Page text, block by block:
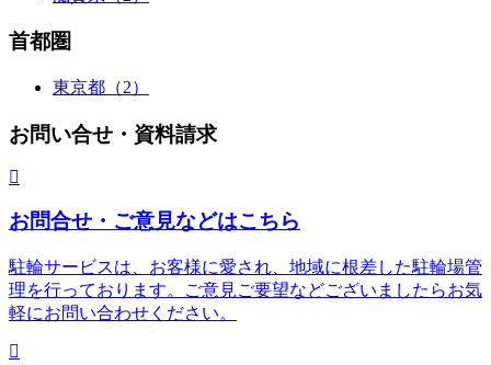
首都圏
東京都（2）
お問い合せ・資料請求
お問合せ・ご意見などはこちら
駐輪サービスは、お客様に愛され、地域に根差した駐輪場管
理を行っております。ご意見ご要望などございましたらお気
軽にお問い合わせください。